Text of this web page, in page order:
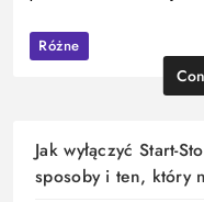
Różne
Jak wyłączyć Start-
sposoby i ten, który